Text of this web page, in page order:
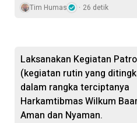
Tim Humas 26 detik
Laksanakan Kegiatan
(kegiatan rutin yang
dalam rangka terciptanya
Harkamtibmas Wilkum
Aman dan Nyaman.